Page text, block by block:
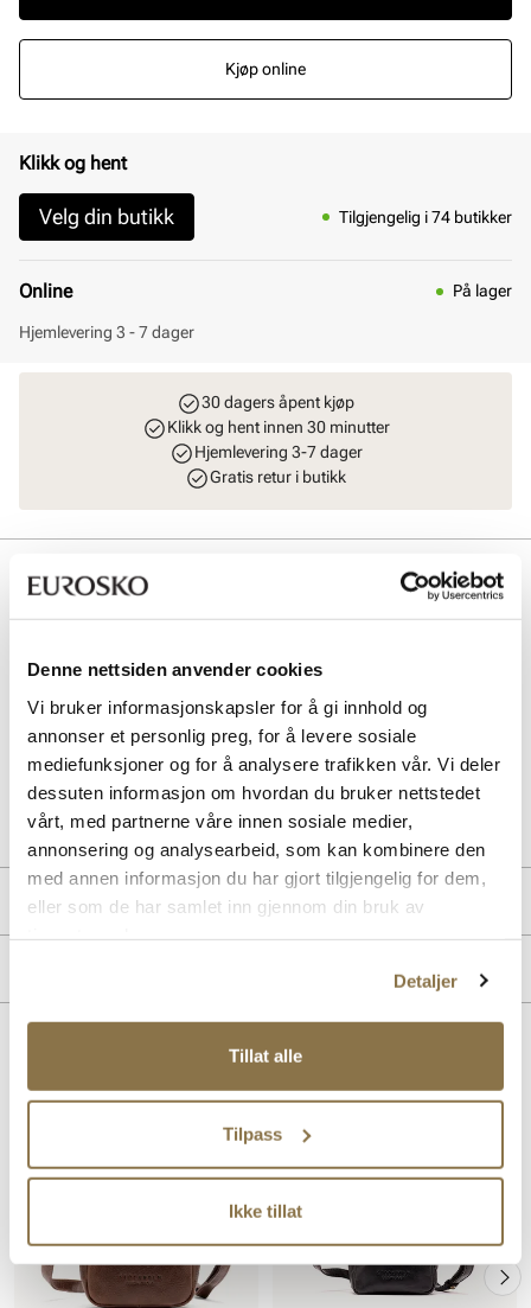
Denne nettsiden anvender cookies
Vi bruker informasjonskapsler for å gi innhold og
annonser et personlig preg, for å levere sosiale
mediefunksjoner og for å analysere trafikken vår. Vi deler
dessuten informasjon om hvordan du bruker nettstedet
vårt, med partnerne våre innen sosiale medier,
annonsering og analysearbeid, som kan kombinere den
med annen informasjon du har gjort tilgjengelig for dem,
eller som de har samlet inn gjennom din bruk av
Detaljer
Tillat alle
Tilpass
Ikke tillat
Kjøp online
Klikk og hent
Velg din butikk Tilgjengelig i 74 butikker
Online På lager
Hjemlevering 3 - 7 dager
30 dagers åpent kjøp
Klikk og hent innen 30 minutter
Hjemlevering 3-7 dager
Gratis retur i butikk
Beskrivelse
Myk og romslig mini / telefonveske i robust skinn fra Stockholm
osv. Vesken har et stort rom på innsiden med to smarte kortlommer
komfortabel skulderrem med gulldetaljer. L = 12 cm H = 19 cm B = 2
cm.
Art. nr96753403
Lev. art. nr8996
Produktdetaljer
Lignende produkter